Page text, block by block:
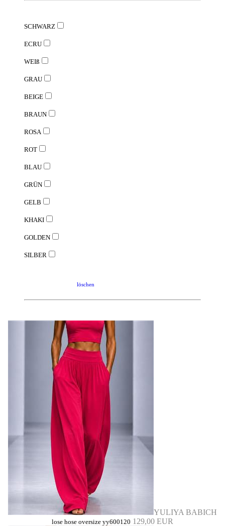
SCHWARZ
ECRU
WEIß
GRAU
BEIGE
BRAUN
ROSA
ROT
BLAU
GRÜN
GELB
KHAKI
GOLDEN
SILBER
löschen
YULIYA BABICH
lose hose oversize yy600120 129,00 EUR